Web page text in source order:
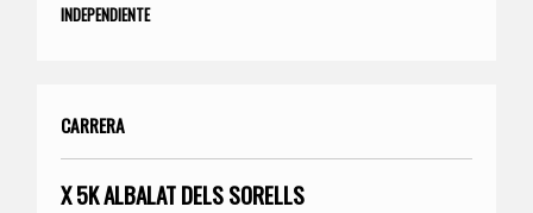
INDEPENDIENTE
CARRERA
X 5K ALBALAT DELS SORELLS